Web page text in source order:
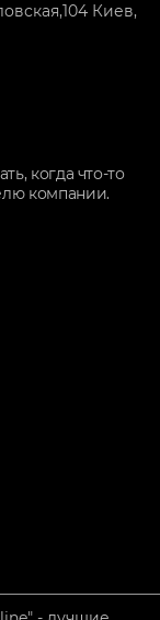
Киев,
когда что-то
компании.